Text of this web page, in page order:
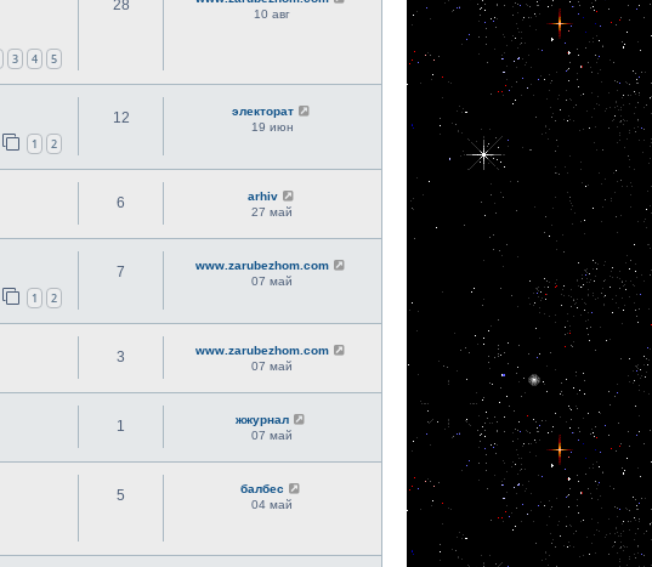
3 4 5
28
10 авг
1 2
12
электорат
19 июн
6
arhiv
27 май
1 2
7
www.zarubezhom.com
07 май
3
www.zarubezhom.com
07 май
1
жжурнал
07 май
5
балбес
04 май